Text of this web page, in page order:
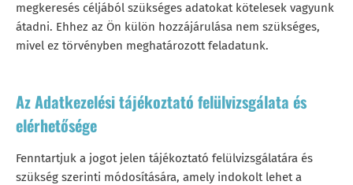
megkeresés céljából szükséges adatokat kötelesek vagyunk
átadni. Ehhez az Ön külön hozzájárulása nem szükséges,
mivel ez törvényben meghatározott feladatunk.
Az Adatkezelési tájékoztató felülvizsgálata és
elérhetősége
Fenntartjuk a jogot jelen tájékoztató felülvizsgálatára és
szükség szerinti módosítására, amely indokolt lehet a